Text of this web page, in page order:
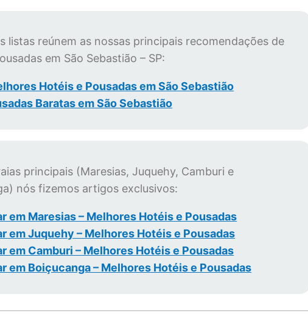
listas reúnem as nossas principais recomendações de
em São Sebastião – SP:
Hotéis e Pousadas em São Sebastião
Baratas em São Sebastião
principais (Maresias, Juquehy, Camburi e
nós fizemos artigos exclusivos:
em Maresias – Melhores Hotéis e Pousadas
em Juquehy – Melhores Hotéis e Pousadas
em Camburi – Melhores Hotéis e Pousadas
em Boiçucanga – Melhores Hotéis e Pousadas